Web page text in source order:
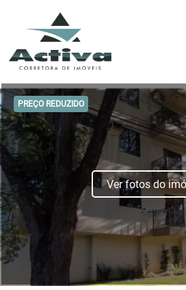
PREÇO REDUZIDO
Ver fotos do